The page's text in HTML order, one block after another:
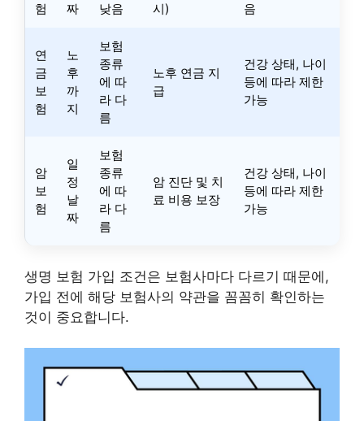
험
짜
낮음
시)
음
연
금
보
험
노
후
까
지
보험
종류
에 따
라 다
름
노후 연금 지
급
건강 상태, 나이
등에 따라 제한
가능
암
보
험
일
정
날
짜
보험
종류
에 따
라 다
름
암 진단 및 치
료 비용 보장
건강 상태, 나이
등에 따라 제한
가능
생명 보험 가입 조건은 보험사마다 다르기 때문에,
가입 전에 해당 보험사의 약관을 꼼꼼히 확인하는
것이 중요합니다.